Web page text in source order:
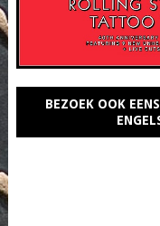
BEZOEK OOK